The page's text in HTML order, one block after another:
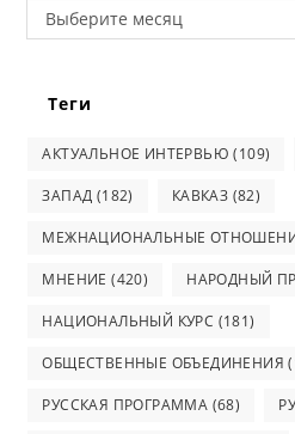
Архив
Выберите месяц
Теги
АКТУАЛЬНОЕ ИНТЕРВЬЮ (109)
ЗАПАД (182) КАВКАЗ (82)
МЕЖНАЦИОНАЛЬНЫЕ
МНЕНИЕ (420) НАРОДНЫЙ
НАЦИОНАЛЬНЫЙ КУРС (181)
ОБЩЕСТВЕННЫЕ ОБЪЕДИНЕНИЯ
РУССКАЯ ПРОГРАММА (68)